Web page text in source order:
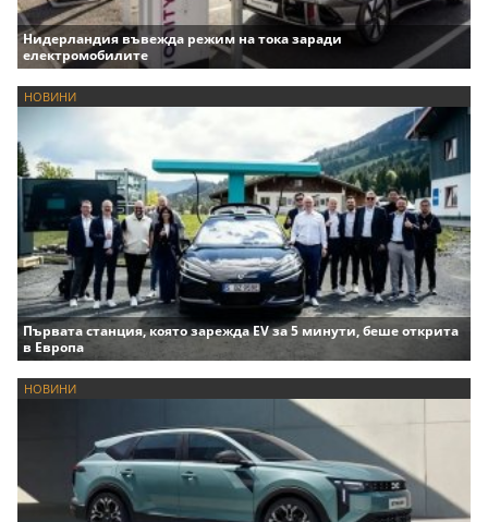
Нидерландия въвежда режим на тока заради
електромобилите
НОВИНИ
Първата станция, която зарежда EV за 5 минути, беше открита
в Европа
НОВИНИ